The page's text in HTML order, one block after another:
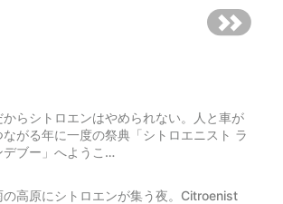
からシトロエンはやめられない。人と車が
ながる年に一度の祭典「シトロエニスト ラ
デブー」へようこ…
の高原にシトロエンが集う夜。Citroenist